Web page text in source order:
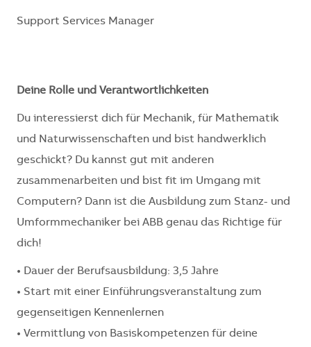
Support Services Manager
Deine Rolle und Verantwortlichkeiten
Du interessierst dich für Mechanik, für Mathematik
und Naturwissenschaften und bist handwerklich
geschickt? Du kannst gut mit anderen
zusammenarbeiten und bist fit im Umgang mit
Computern? Dann ist die Ausbildung zum Stanz- und
Umformmechaniker bei ABB genau das Richtige für
dich!
• Dauer der Berufsausbildung: 3,5 Jahre
• Start mit einer Einführungsveranstaltung zum
gegenseitigen Kennenlernen
• Vermittlung von Basiskompetenzen für deine